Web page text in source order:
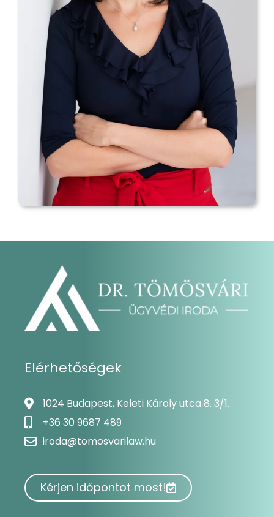
Elérhetőségek
1024 Budapest, Keleti Károly utca 8. 3/1.
+36 30 9687 489
iroda@tomosvarilaw.hu
Kérjen időpontot most!